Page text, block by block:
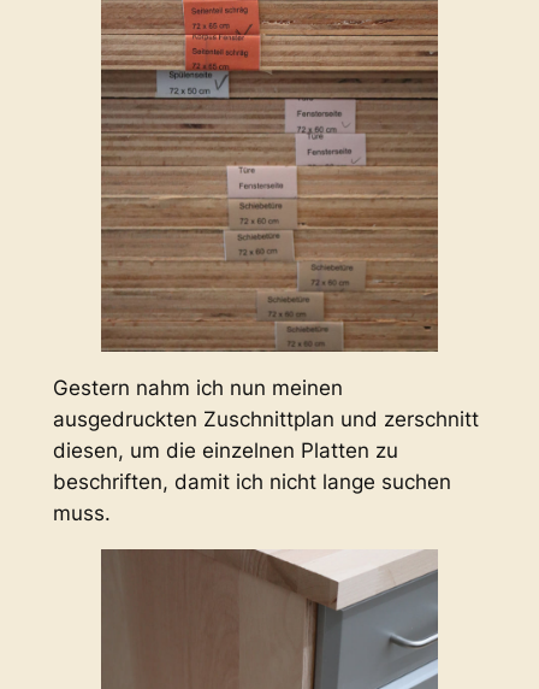
Gestern nahm ich nun meinen
ausgedruckten Zuschnittplan und zerschnitt
diesen, um die einzelnen Platten zu
beschriften, damit ich nicht lange suchen
muss.